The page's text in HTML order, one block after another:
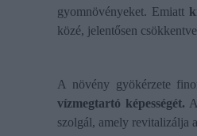
gyomnövényeket. Emiatt
közé, jelentősen
A növény gyökérzete
vízmegtartó képességét.
szolgál, amely revitalizálja